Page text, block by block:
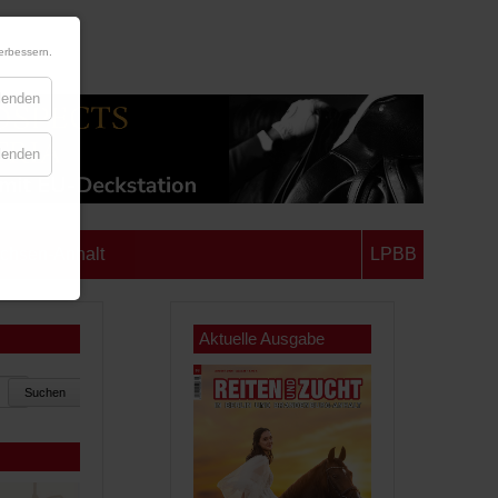
Anhalt LPBB
Suchen
Aktuelle Ausgabe